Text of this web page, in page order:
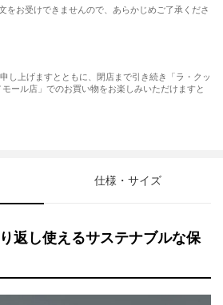
をお受けできませんので、あらかじめご了承くださ
し上げますとともに、閉店まで引き続き「ラ・クッ
ール店」でのお買い物をお楽しみいただけますと
仕様・サイズ
返し使えるサステナブルな保